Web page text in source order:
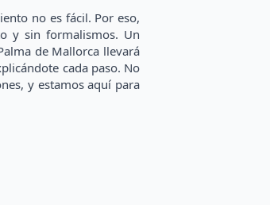
no es fácil. Por eso,
y sin formalismos. Un
de Mallorca llevará
cada paso. No
y estamos aquí para